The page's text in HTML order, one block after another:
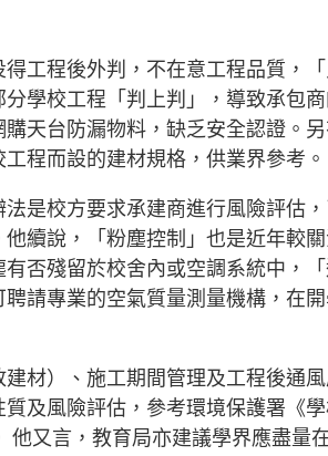
工程後外判，不在意工程品質，
學校工程「判上判」，導致承包
天台防漏物料，缺乏安全認證。
程而設的建材規格，供業界參考。
是校方要求承建商進行風險評估
續說，「粉塵控制」也是近年較
否殘留於校舍內或空調系統中，
請專業的空氣質量測量機構，在
材）、施工期間管理及工程後通
及風險評估，參考環境保護署《
他又言，教育局亦建議學界應盡量